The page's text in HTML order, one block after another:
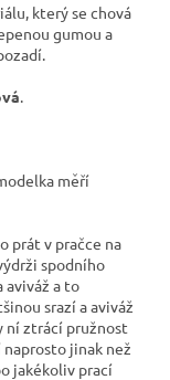
který se chová
gumou a
.
měří
prát v pračce na
spodního
aviváž a to
srazí a aviváž
ní ztrácí pružnost
jinak než
jakékoliv prací